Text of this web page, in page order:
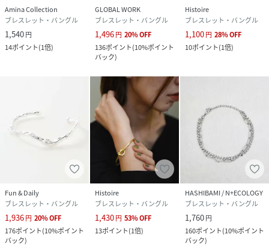
Amina Collection
ブレスレット・バングル
1,540円
14ポイント(1倍)
GLOBAL WORK
ブレスレット・バングル
1,496円 20%OFF
136ポイント(10%ポイント
バック)
Histoire
ブレスレット・バングル
1,100円 28%OFF
10ポイント(1倍)
Fun & Daily
ブレスレット・バングル
1,936円 20%OFF
176ポイント(10%ポイント
バック)
Histoire
ブレスレット・バングル
1,430円 53%OFF
13ポイント(1倍)
HASHIBAMI / N+ECOLOGY
ブレスレット・バングル
1,760円
160ポイント(10%ポイント
バック)